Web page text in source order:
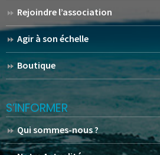
Rejoindre l’association
Agir à son échelle
Boutique
S’INFORMER
Qui sommes-nous ?